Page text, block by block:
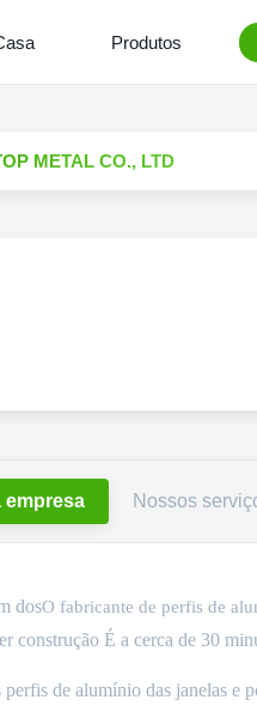
Produtos
METAL CO., LTD
empresa Nossos
dosO fabricante de perfis de
construção É a cerca de 30
de alumínio das janelas e